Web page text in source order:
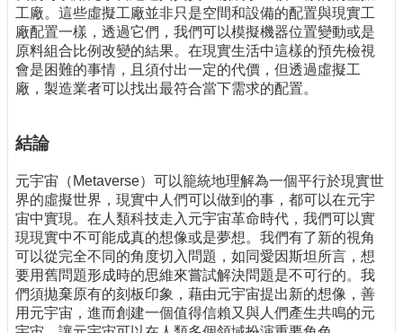
工廠。這些虛擬工廠並非只是空間和設備的配置與現實工
廠配置一樣，透過它們，我們可以模擬機器位置變動或是
原料組合比例改變的結果。在現實生活中這樣的預先檢視
會是困難的事情，且須付出一定的代價，但透過虛擬工
廠，製造業者可以找出最符合當下需求的配置。
結論
元宇宙（Metaverse）可以籠統地理解為一個平行於現實世
界的虛擬世界，現實中人們可以做到的事，都可以在元宇
宙中實現。在人類科技走入元宇宙革命時代，我們可以實
現現實中不可能成真的想像或是夢想。我們有了新的視角
可以從完全不同的角度切入問題，如同愛因斯坦所言，想
要用舊問題形成時的思維來嘗試解決問題是不可行的。我
們須拋棄原有的刻板印象，藉由元宇宙提出新的想像，善
用元宇宙，進而創建一個值得信賴又與人們產生共鳴的元